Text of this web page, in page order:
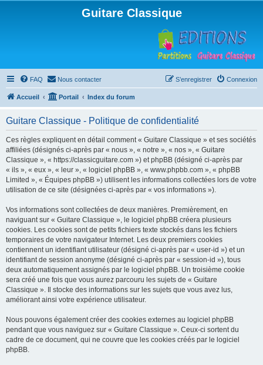
Guitare Classique
FAQ Nous contacter Connexion
S’enregistrer
Accueil Portail Index du forum
Guitare Classique - Politique de confidentialité
Ces règles expliquent en détail comment « Guitare Classique » et ses sociétés
affiliées (désignés ci-après par « nous », « notre », « nos », « Guitare
Classique », « https://classicguitare.com ») et phpBB (désigné ci-après par
« ils », « eux », « leur », « logiciel phpBB », « www.phpbb.com », « phpBB
Limited », « Équipes phpBB ») utilisent les informations collectées lors de votre
utilisation de ce site (désignées ci-après par « vos informations »).
Vos informations sont collectées de deux manières. Premièrement, en
naviguant sur « Guitare Classique », le logiciel phpBB créera plusieurs
cookies. Les cookies sont de petits fichiers texte stockés dans les fichiers
temporaires de votre navigateur Internet. Les deux premiers cookies
contiennent un identifiant utilisateur (désigné ci-après par « user-id ») et un
identifiant de session anonyme (désigné ci-après par « session-id »), tous
deux automatiquement assignés par le logiciel phpBB. Un troisième cookie
sera créé une fois que vous aurez parcouru les sujets de « Guitare
Classique ». Il stocke des informations sur les sujets que vous avez lus,
améliorant ainsi votre expérience utilisateur.
Nous pouvons également créer des cookies externes au logiciel phpBB
pendant que vous naviguez sur « Guitare Classique ». Ceux-ci sortent du
cadre de ce document, qui ne couvre que les cookies créés par le logiciel
phpBB.